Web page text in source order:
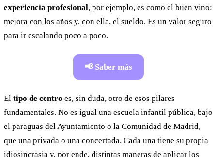
experiencia profesional, por ejemplo, es como el buen vino:
mejora con los años y, con ella, el sueldo. Es un valor seguro
para ir escalando poco a poco.
📢 Saber más
El tipo de centro es, sin duda, otro de esos pilares
fundamentales. No es igual una escuela infantil pública, bajo
el paraguas del Ayuntamiento o la Comunidad de Madrid,
que una privada o una concertada. Cada una tiene su propia
idiosincrasia y, por ende, distintas maneras de aplicar los